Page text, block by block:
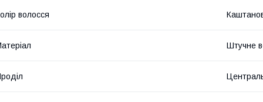
волосся
Штучне